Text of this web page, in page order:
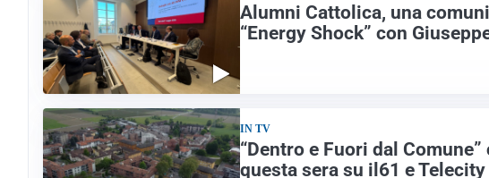
Alumni Cattolica, una
“Energy Shock” con
IN TV
“Dentro e Fuori dal
questa sera su il61 e Telecity